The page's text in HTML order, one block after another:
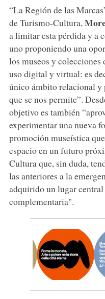
“La Región de las
de Turismo-Cultura,
a limitar esta pérdida y a
uno proponiendo una
los museos y colecciones
uso digital y virtual: es
único ámbito relacional
que se nos permite”.
objetivo es también
experimentar una nueva
promoción museística
espacio en un futuro
Cultura que, sin duda,
las anteriores a la
adquirido un lugar
complementaria".